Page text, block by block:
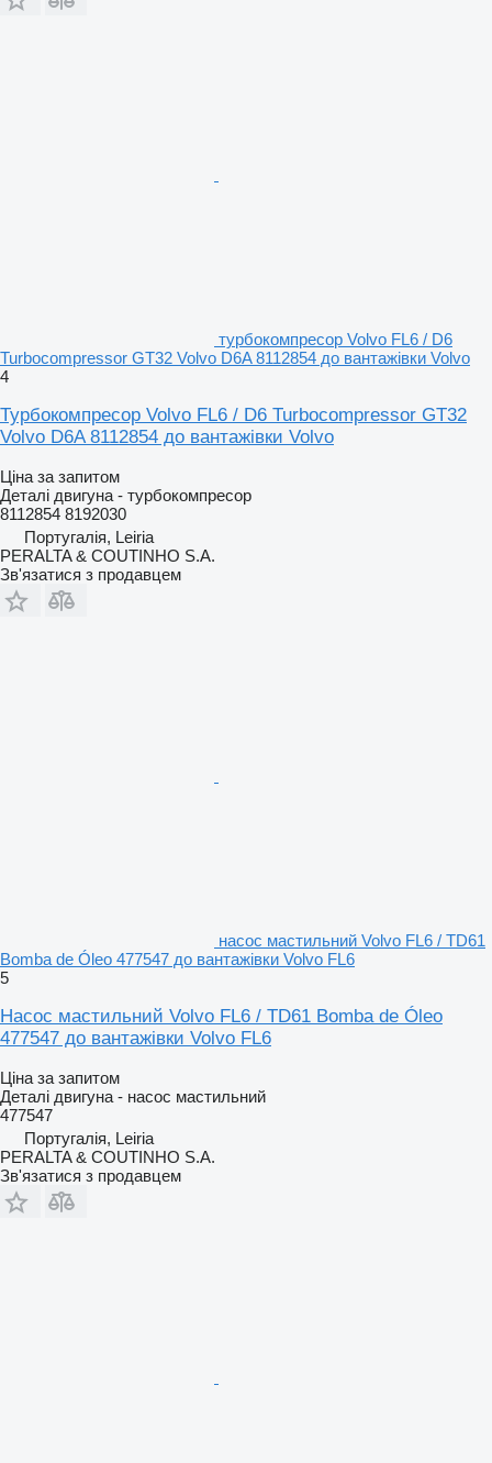
турбокомпресор Volvo FL6 / D6
Turbocompressor GT32 Volvo D6A 8112854 до вантажівки Volvo
4
Турбокомпресор Volvo FL6 / D6 Turbocompressor GT32
Volvo D6A 8112854 до вантажівки Volvo
Ціна за запитом
Деталі двигуна - турбокомпресор
8112854 8192030
Португалія, Leiria
PERALTA & COUTINHO S.A.
Зв'язатися з продавцем
насос мастильний Volvo FL6 / TD61
Bomba de Óleo 477547 до вантажівки Volvo FL6
5
Насос мастильний Volvo FL6 / TD61 Bomba de Óleo
477547 до вантажівки Volvo FL6
Ціна за запитом
Деталі двигуна - насос мастильний
477547
Португалія, Leiria
PERALTA & COUTINHO S.A.
Зв'язатися з продавцем